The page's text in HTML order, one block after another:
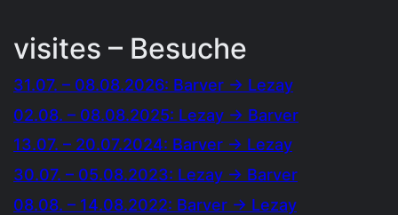
visites – Besuche
31.07. – 08.08.2026: Barver → Lezay
02.08. – 08.08.2025: Lezay → Barver
13.07. – 20.07.2024: Barver → Lezay
30.07. – 05.08.2023: Lezay → Barver
08.08. – 14.08.2022: Barver → Lezay